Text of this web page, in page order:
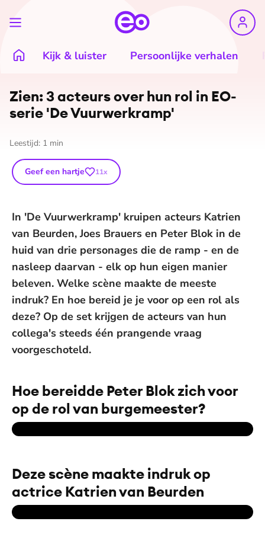
Kijk & luister Persoonlijke verhalen
Zien: 3 acteurs over hun rol in EO-
serie 'De Vuur­werk­ram­p'
Leestijd: 1 min
Geef een hartje 11x
In 'De Vuurwerkramp' kruipen acteurs Katrien
van Beurden, Joes Brauers en Peter Blok in de
huid van drie personages die de ramp - en de
nasleep daarvan - elk op hun eigen manier
beleven. Welke scène maakte de meeste
indruk? En hoe bereid je je voor op een rol als
deze? Op de set krijgen de acteurs van hun
collega's steeds één prangende vraag
voorgeschoteld.
Hoe bereidde Peter Blok zich voor
op de rol van burgemeester?
Deze scène maakte indruk op
actrice Katrien van Beurden